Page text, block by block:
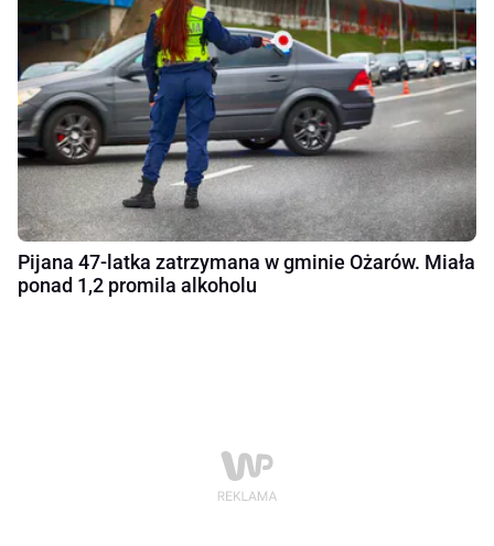
Pijana 47-latka zatrzymana w gminie Ożarów. Miała
ponad 1,2 promila alkoholu